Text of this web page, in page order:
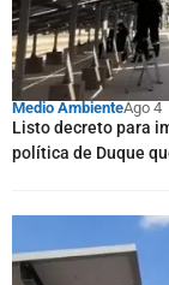
Medio AmbienteAgo 4
Listo decreto para
política de Duque